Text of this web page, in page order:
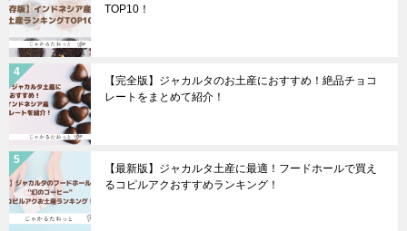
TOP10！
【完全版】ジャカルタのお土産におすすめ！絶品チョコ
レートをまとめて紹介！
【最新版】ジャカルタ土産に最適！フードホールで買え
るコピルアクおすすめランキング！